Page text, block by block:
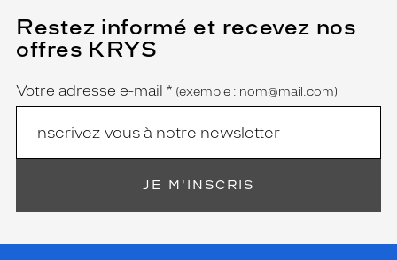
Restez informé et recevez nos
offres KRYS
Name
Votre adresse e-mail *
(Ce
champ
est
obligatoire)
(exemple : nom@mail.com)
JE M'INSCRIS